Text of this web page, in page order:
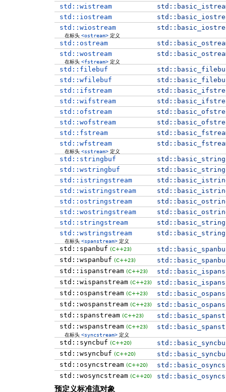
std::wistream
std::
std::iostream
std::
std::wiostream
std::
在标头<ostream> 定义
std::ostream std::
std::wostream
std::
在标头<fstream> 定义
std::filebuf std::
std::wfilebuf
std::
std::ifstream
std::
std::wifstream
std::
std::ofstream
std::
std::wofstream
std::
std::fstream
std::
std::wfstream
std::
在标头<sstream> 定义
std::stringbuf std::
std::wstringbuf
std::
std::istringstream
std::
std::wistringstream
std::
std::ostringstream
std::
std::wostringstream
std::
std::stringstream
std::
std::wstringstream
std::
在标头<spanstream> 定义
std::spanbuf (C++23) std::
std::wspanbuf (C++23) std::
std::ispanstream (C++23) std::
std::wispanstream (C++23) std::
std::ospanstream (C++23) std::
std::wospanstream (C++23) std::
std::spanstream (C++23) std::
std::wspanstream (C++23) std::
在标头<syncstream> 定义
std::syncbuf (C++20) std::
std::wsyncbuf (C++20) std::
std::osyncstream (C++20) std::
std::wosyncstream (C++20) std::
预定义标准流对象